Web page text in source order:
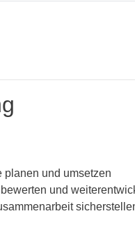
planen und umsetzen
und